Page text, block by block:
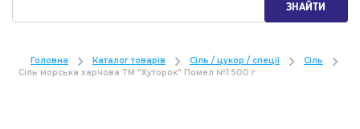
ЗНАЙТИ
Головна Каталог товарів Сіль / цукор / спеції
Сіль
Сiль морська харчова ТМ "Хуторок" Помел №1 500 г